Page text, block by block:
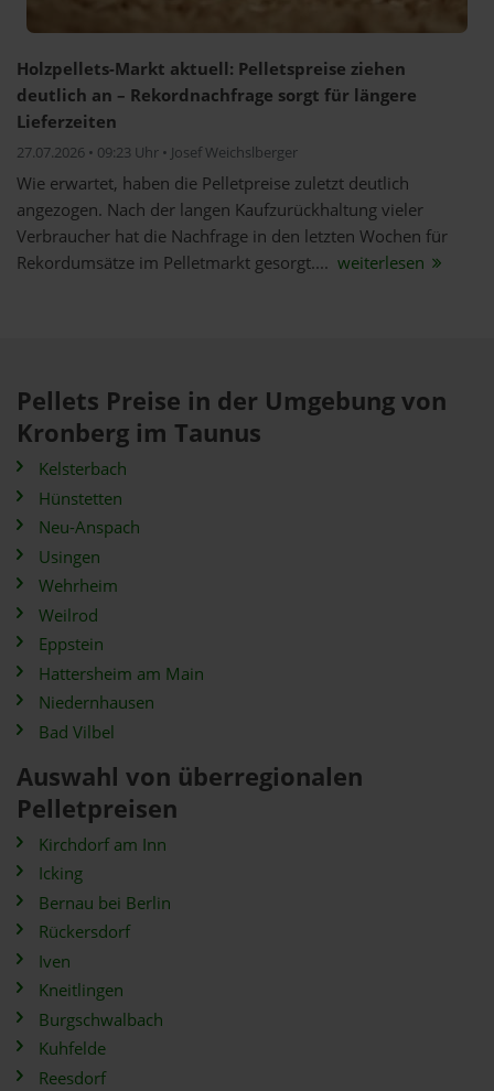
Holzpellets-Markt aktuell: Pelletspreise ziehen
deutlich an – Rekordnachfrage sorgt für längere
Lieferzeiten
27.07.2026 • 09:23 Uhr • Josef Weichslberger
Wie erwartet, haben die Pelletpreise zuletzt deutlich
angezogen. Nach der langen Kaufzurückhaltung vieler
Verbraucher hat die Nachfrage in den letzten Wochen für
Rekordumsätze im Pelletmarkt gesorgt.... weiterlesen
Pellets Preise in der Umgebung von
Kronberg im Taunus
Kelsterbach
Hünstetten
Neu-Anspach
Usingen
Wehrheim
Weilrod
Eppstein
Hattersheim am Main
Niedernhausen
Bad Vilbel
Auswahl von überregionalen
Pelletpreisen
Kirchdorf am Inn
Icking
Bernau bei Berlin
Rückersdorf
Iven
Kneitlingen
Burgschwalbach
Kuhfelde
Reesdorf